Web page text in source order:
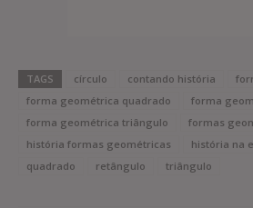
TAGS círculo contando história
forma geométrica quadrado
forma
forma geométrica triângulo
formas
história formas geométricas
história na
quadrado
retângulo triângulo